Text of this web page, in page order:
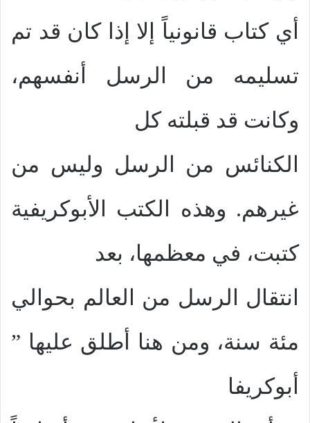
أي كتاب قانونياً إلا إذا كان قد تم
تسليمه من الرسل أنفسهم،
وكانت قد قبلته كل
الكنائس من الرسل وليس من
غيرهم. وهذه الكتب الأبوكريفية
كتبت، في معظمها، بعد
انتقال الرسل من العالم بحوالي
مئة سنة، ومن هنا أطلق عليها ”
أبوكريفا